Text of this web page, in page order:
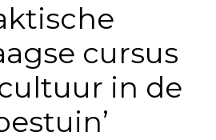
cursus
in de